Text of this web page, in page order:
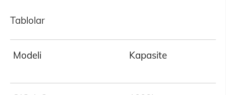
Tablolar
Modeli Kapasite